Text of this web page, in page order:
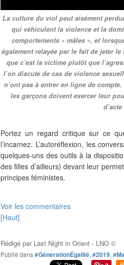
La culture du viol peut aisément
qui véhiculent la violence et la
comportements « mâles », et
également relayée par le fait de jeter
que c’est la victime plutôt que
l’on discute de cas de violence
n’ont pas à entrer en ligne de
les garçons doivent exercer leur
Portez un regard critique sur ce
l’incarnez. L’autoréflexion, les
quelques-uns des outils à la
des filles d’ailleurs) devant leur
principes féministes.
Voir les commentaires
[Haut]
Rédigé par Last Night in Orient - LNO ©
Publié dans#GénerationÉgalité, #2019,